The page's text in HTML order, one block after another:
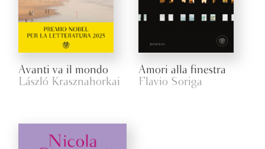
Avanti va il mondo
László Krasznahorkai
Amori alla finestra
Flavio Soriga